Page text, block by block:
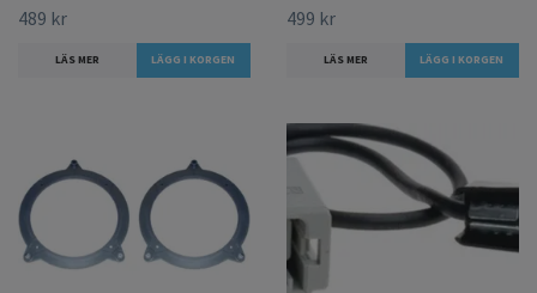
489 kr
LÄS MER
499 kr
LÄS MER